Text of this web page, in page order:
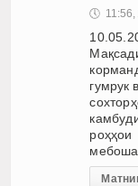
🕔
гумрук
Матни